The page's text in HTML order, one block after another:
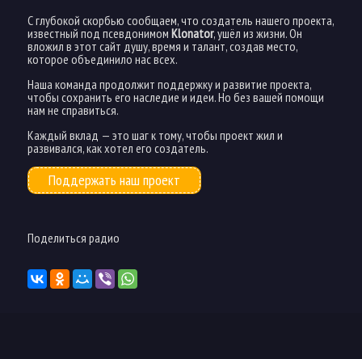
С глубокой скорбью сообщаем, что создатель нашего проекта,
известный под псевдонимом Klonator, ушёл из жизни. Он
вложил в этот сайт душу, время и талант, создав место,
которое объединило нас всех.
Наша команда продолжит поддержку и развитие проекта,
чтобы сохранить его наследие и идеи. Но без вашей помощи
нам не справиться.
Каждый вклад — это шаг к тому, чтобы проект жил и
развивался, как хотел его создатель.
Поддержать наш проект
Поделиться радио